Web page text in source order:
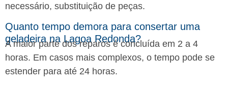
necessário, substituição de peças.
Quanto tempo demora para consertar uma
geladeira na Lagoa Redonda?
A maior parte dos reparos é concluída em 2 a 4
horas. Em casos mais complexos, o tempo pode se
estender para até 24 horas.